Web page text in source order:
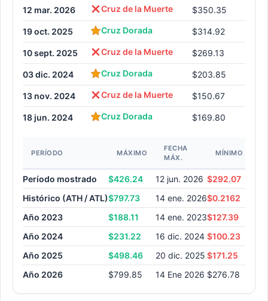
12 mar. 2026 Cruz de la Muerte $350.35
19 oct. 2025 Cruz Dorada $314.92
10 sept. 2025 Cruz de la Muerte $269.13
03 dic. 2024 Cruz Dorada $203.85
13 nov. 2024 Cruz de la Muerte $150.67
18 jun. 2024 Cruz Dorada $169.80
PERÍODO MÁXIMO
FECHA
MÁX.
MÍNIMO
Período mostrado $426.24 12 jun. 2026 $292.07
Histórico (ATH / ATL)$797.73 14 ene. 2026$0.2162
Año 2023
$188.11 14 ene. 2023$127.39
Año 2024
$231.22 16 dic. 2024 $100.23
Año 2025
$498.46 20 dic. 2025 $171.25
Año 2026
$799.85 14 Ene 2026 $276.78